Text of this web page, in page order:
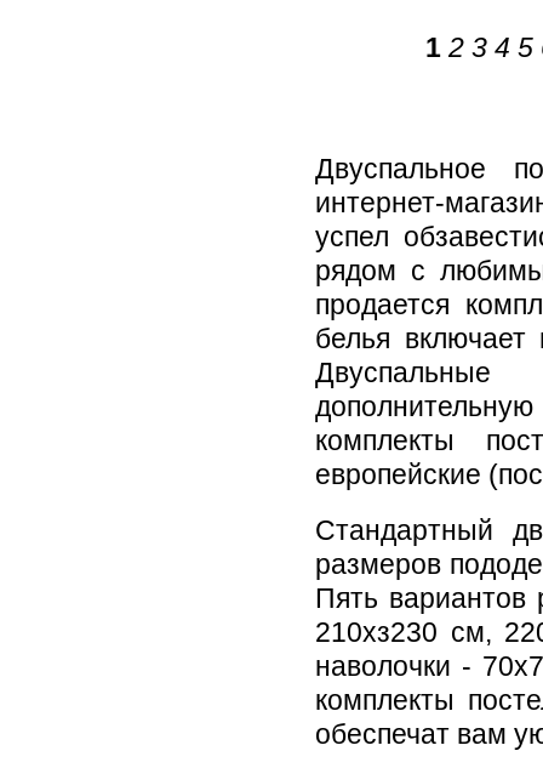
1 2 3 4 5
Двуспальное
интернет-
успел
рядом с
продается
белья
Двуспальные
комплекты
европейские
Стандартный
размеров
Пять
210хз230 см,
наволочки -
комплекты
обеспечат вам